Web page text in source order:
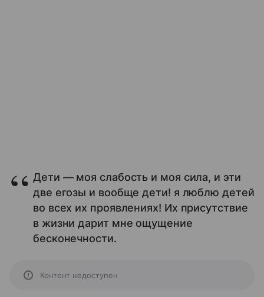
Дети — моя слабость и моя сила, и эти
две егозы и вообще дети! я люблю детей
во всех их проявлениях! Их присутствие
в жизни дарит мне ощущение
бесконечности.
Контент недоступен